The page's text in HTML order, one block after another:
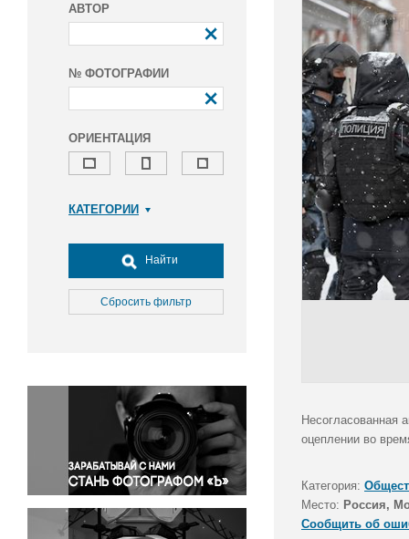
АВТОР
№ ФОТОГРАФИИ
ОРИЕНТАЦИЯ
КАТЕГОРИИ
Досуг, туризм и отдых
Культура
Медицина
Окружающая среда
Политика
Правосудие
Происшествия и конфликты
Религия
Светская жизнь
Спорт
Найти
Сбросить фильтр
Несогласованная
оцеплении во
Категория:
Место: Россия,
Сообщить об